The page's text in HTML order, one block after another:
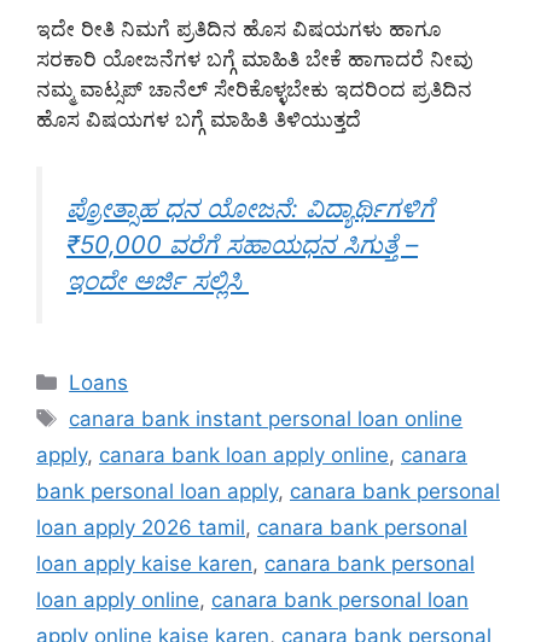
ಇದೇ ರೀತಿ ನಿಮಗೆ ಪ್ರತಿದಿನ ಹೊಸ ವಿಷಯಗಳು ಹಾಗೂ
ಸರಕಾರಿ ಯೋಜನೆಗಳ ಬಗ್ಗೆ ಮಾಹಿತಿ ಬೇಕೆ ಹಾಗಾದರೆ ನೀವು
ನಮ್ಮ ವಾಟ್ಸಪ್ ಚಾನೆಲ್ ಸೇರಿಕೊಳ್ಳಬೇಕು ಇದರಿಂದ ಪ್ರತಿದಿನ
ಹೊಸ ವಿಷಯಗಳ ಬಗ್ಗೆ ಮಾಹಿತಿ ತಿಳಿಯುತ್ತದೆ
ಪ್ರೋತ್ಸಾಹ ಧನ ಯೋಜನೆ: ವಿದ್ಯಾರ್ಥಿಗಳಿಗೆ
₹50,000 ವರೆಗೆ ಸಹಾಯಧನ ಸಿಗುತ್ತೆ –
ಇಂದೇ ಅರ್ಜಿ ಸಲ್ಲಿಸಿ
Categories
Loans
Tags
canara bank instant personal loan online
apply, canara bank loan apply online, canara
bank personal loan apply, canara bank personal
loan apply 2026 tamil, canara bank personal
loan apply kaise karen, canara bank personal
loan apply online, canara bank personal loan
apply online kaise karen, canara bank personal